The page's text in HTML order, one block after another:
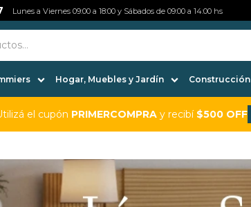
Hogar, Muebles y Jardín Construcción
Lunes a Viernes 09:00 a 18:00 y Sábados de 09:00 a 14:00 hs
el cupón PRIMERCOMPRA y recibí $500 OFF